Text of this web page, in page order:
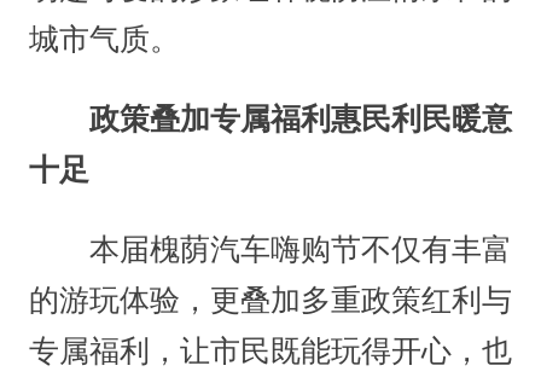
城市气质。
政策叠加专属福利惠民利民暖意
十足
本届槐荫汽车嗨购节不仅有丰富
的游玩体验，更叠加多重政策红利与
专属福利，让市民既能玩得开心，也